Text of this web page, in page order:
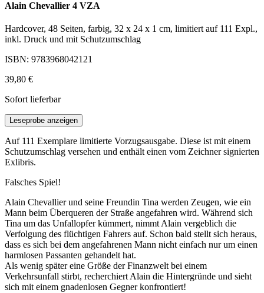
Alain Chevallier 4 VZA
Hardcover, 48 Seiten, farbig, 32 x 24 x 1 cm, limitiert auf 111 Expl.,
inkl. Druck und mit Schutzumschlag
ISBN: 9783968042121
39,80 €
Sofort lieferbar
Leseprobe anzeigen
Auf 111 Exemplare limitierte Vorzugsausgabe. Diese ist mit einem
Schutzumschlag versehen und enthält einen vom Zeichner signierten
Exlibris.
Falsches Spiel!
Alain Chevallier und seine Freundin Tina werden Zeugen, wie ein
Mann beim Überqueren der Straße angefahren wird. Während sich
Tina um das Unfallopfer kümmert, nimmt Alain vergeblich die
Verfolgung des flüchtigen Fahrers auf. Schon bald stellt sich heraus,
dass es sich bei dem angefahrenen Mann nicht einfach nur um einen
harmlosen Passanten gehandelt hat.
Als wenig später eine Größe der Finanzwelt bei einem
Verkehrsunfall stirbt, recherchiert Alain die Hintergründe und sieht
sich mit einem gnadenlosen Gegner konfrontiert!